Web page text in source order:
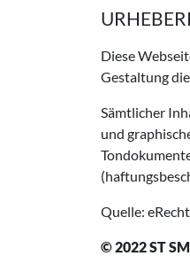
Diese
Gestaltung
Sämtlicher
und
Quelle:
© 2022 ST